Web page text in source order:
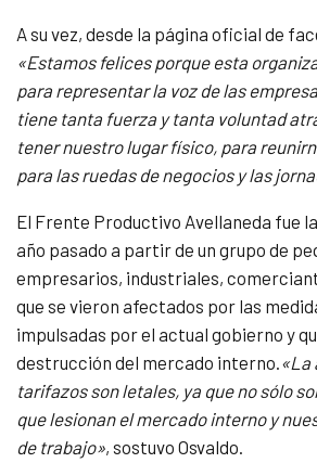
A su vez, desde la página oficial de
«Estamos felices porque esta
para representar la voz de las
tiene tanta fuerza y tanta voluntad
tener nuestro lugar físico, para
para las ruedas de negocios y las
El Frente Productivo Avellaneda fue
año pasado a partir de un grupo de
empresarios, industriales,
que se vieron afectados por las
impulsadas por el actual gobierno y
destrucción del mercado interno.«La
tarifazos son letales, ya que no sólo
que lesionan el mercado interno y
de trabajo», sostuvo Osvaldo.